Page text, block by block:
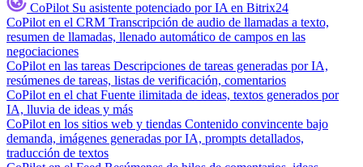
CoPilot Su asistente potenciado por IA en Bitrix24
CoPilot en el CRM Transcripción de audio de llamadas a texto,
resumen de llamadas, llenado automático de campos en las
negociaciones
CoPilot en las tareas Descripciones de tareas generadas por IA,
resúmenes de tareas, listas de verificación, comentarios
CoPilot en el chat Fuente ilimitada de ideas, textos generados por
IA, lluvia de ideas y más
CoPilot en los sitios web y tiendas Contenido convincente bajo
demanda, imágenes generadas por IA, prompts detallados,
traducción de textos